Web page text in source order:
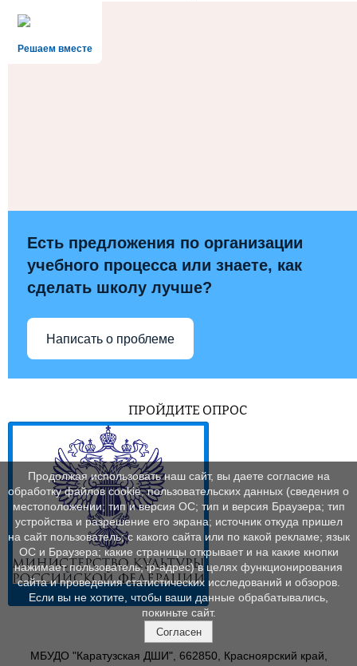
Решаем вместе
Есть предложения по организации
учебного процесса или знаете, как
сделать школу лучше?
Написать о проблеме
ПРОЙДИТЕ ОПРОС
МБУДО "Каратузская ДШИ", 662850, Красноярский край,
Продолжая использовать наш сайт, вы даете согласие на
обработку файлов cookie, пользовательских данных (сведения о
местоположении; тип и версия ОС; тип и версия Браузера; тип
устройства и разрешение его экрана; источник откуда пришел
на сайт пользователь; с какого сайта или по какой рекламе; язык
ОС и Браузера; какие страницы открывает и на какие кнопки
нажимает пользователь; ip-адрес) в целях функционирования
сайта и проведения статистических исследований и обзоров.
Если вы не хотите, чтобы ваши данные обрабатывались,
покиньте сайт.
Согласен